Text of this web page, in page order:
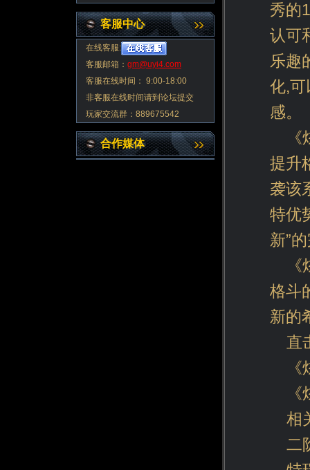
客服中心
在线客服:
客服邮箱： gm@uyi4.com
客服在线时间： 9:00-18:00
非客服在线时间请到论坛提交
玩家交流群：889675542
合作媒体
秀的
认可
乐趣
化,可
感。
提升
袭该
特优
新”
格斗
新的
直
相
二